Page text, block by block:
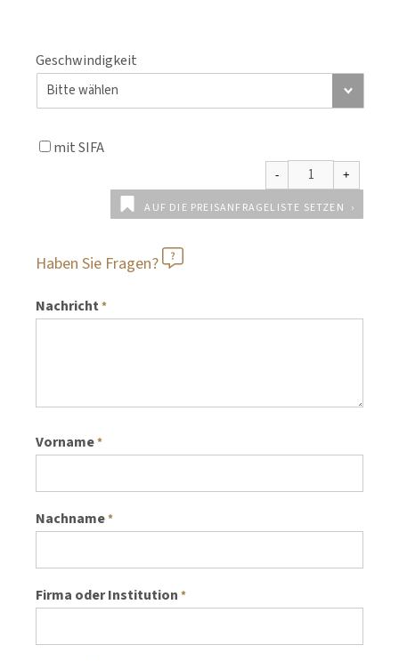
Geschwindigkeit
mit SIFA
AUF DIE PREISANFRAGELISTE SETZEN
Haben Sie Fragen?
Nachricht*
Vorname*
Nachname*
Firma oder Institution *